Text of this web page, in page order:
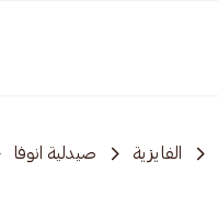
الفايزية صيدلية انوفا